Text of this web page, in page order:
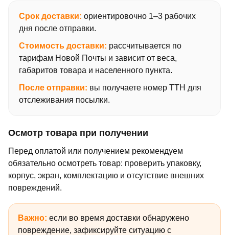
Срок доставки: ориентировочно 1–3 рабочих
дня после отправки.
Стоимость доставки: рассчитывается по
тарифам Новой Почты и зависит от веса,
габаритов товара и населенного пункта.
После отправки: вы получаете номер ТТН для
отслеживания посылки.
Осмотр товара при получении
Перед оплатой или получением рекомендуем
обязательно осмотреть товар: проверить упаковку,
корпус, экран, комплектацию и отсутствие внешних
повреждений.
Важно: если во время доставки обнаружено
повреждение, зафиксируйте ситуацию с